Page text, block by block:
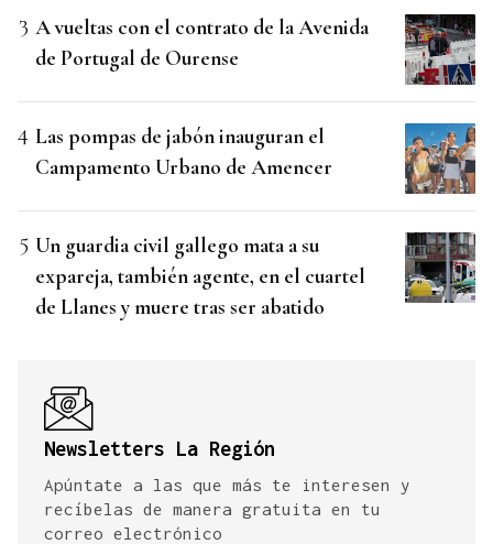
A vueltas con el contrato de la Avenida
de Portugal de Ourense
Las pompas de jabón inauguran el
Campamento Urbano de Amencer
Un guardia civil gallego mata a su
expareja, también agente, en el cuartel
de Llanes y muere tras ser abatido
Newsletters La Región
Apúntate a las que más te interesen y
recíbelas de manera gratuita en tu
correo electrónico